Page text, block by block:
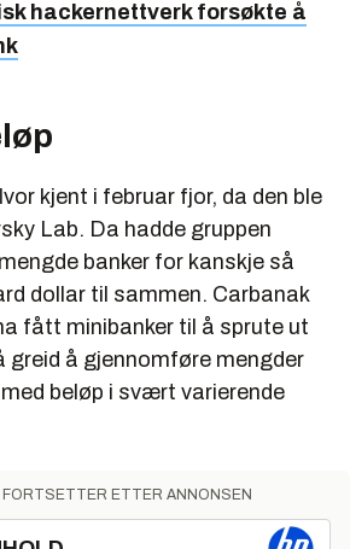
hackernettverk forsøkte å
kjent i februar fjor, da den ble
Lab. Da hadde gruppen
banker for kanskje så
dollar til sammen. Carbanak
fått minibanker til å sprute ut
greid å gjennomføre mengder
beløp i svært varierende
FORTSETTER ETTER ANNONSEN